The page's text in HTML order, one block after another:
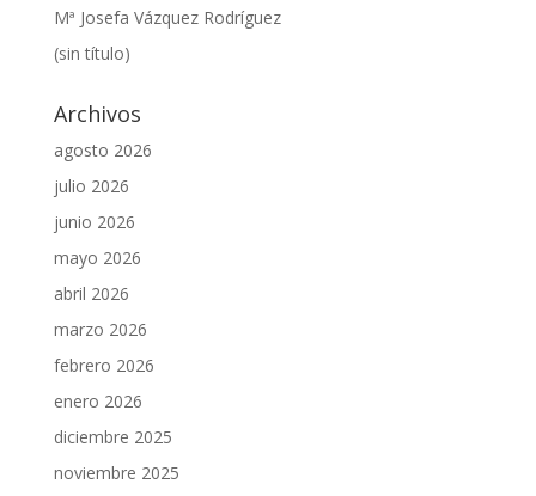
Mª Josefa Vázquez Rodríguez
(sin título)
Archivos
agosto 2026
julio 2026
junio 2026
mayo 2026
abril 2026
marzo 2026
febrero 2026
enero 2026
diciembre 2025
noviembre 2025